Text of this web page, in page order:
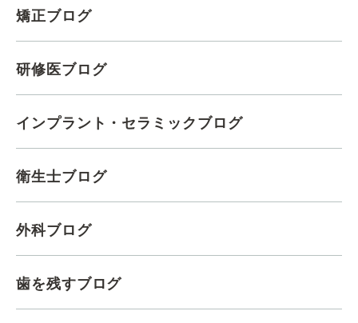
矯正ブログ
研修医ブログ
インプラント・セラミックブログ
衛生士ブログ
外科ブログ
歯を残すブログ